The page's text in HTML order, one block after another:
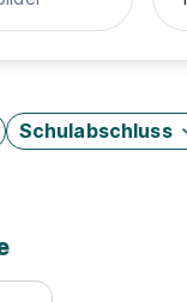
Schulabschluss